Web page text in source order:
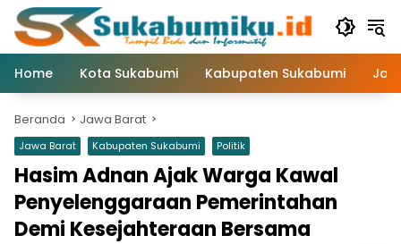
Langsung
konten
Home
Kota Sukabumi Kabupaten Sukabumi
Beranda Jawa Barat
Jawa Barat Kabupaten Sukabumi Politik
Hasim Adnan Ajak Warga Kawal
Penyelenggaraan Pemerintahan
Demi Kesejahteraan Bersama